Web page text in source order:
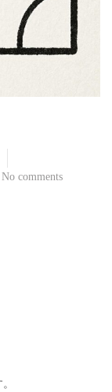
No comments